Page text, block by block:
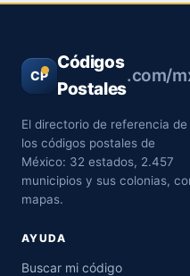
CP
Códigos
Postales
.com/
El directorio de referencia de
los códigos postales de
México: 32 estados, 2.457
municipios y sus colonias,
mapas.
AYUDA
Buscar mi código